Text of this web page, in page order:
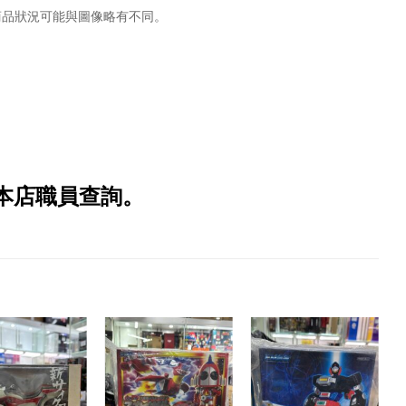
狀況可能與圖像略有不同。
職員查詢。